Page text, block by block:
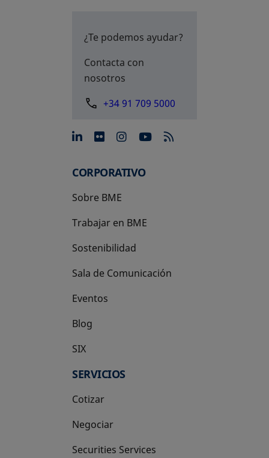
¿Te podemos ayudar?
Contacta con
nosotros
+34 91 709 5000
se abre en una pestaña
se abre en una pestaña
se abre en una
se abre en una
CORPORATIVO
Sobre BME
Trabajar en BME
Sostenibilidad
Sala de Comunicación
Eventos
Blog
SIX
se abre en una pestaña nueva
SERVICIOS
Cotizar
Negociar
Securities Services